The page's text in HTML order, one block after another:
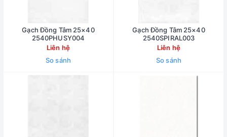
Gạch Đồng Tâm 25×40
2540PHUSY004
Liên hệ
So sánh
Gạch Đồng Tâm 25×40
2540SPIRAL003
Liên hệ
So sánh